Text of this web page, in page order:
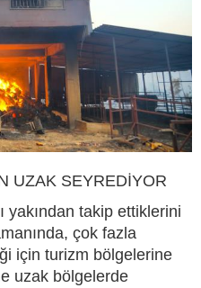
UZAK SEYREDİYOR
yakından takip ettiklerini
çok fazla
için turizm bölgelerine
uzak bölgelerde